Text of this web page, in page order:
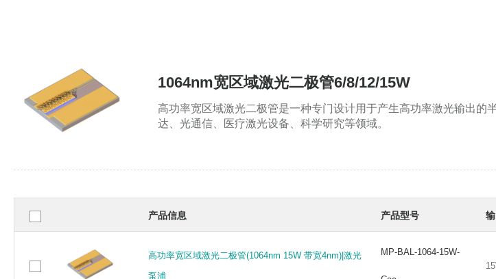
1064nm宽区域激光二极管6/8/12/15W
高功率宽区域激光二极管是一种专门设计用于产生高功率激光输出的
达、光通信、医疗激光设备、科学研究等领域。
产品信息 产品型号
高功率宽区域激光二极管(1064nm 15W 带宽4nm)|激光
泵浦
MP-BAL-1064-15W-
高功率宽区域激光二极管(1064nm 15W 带宽4nm)|激光
泵浦
MP-BAL-1064-15W-